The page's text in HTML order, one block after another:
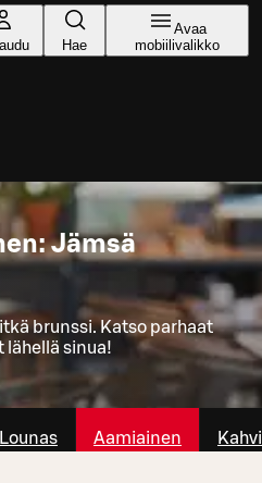
Hae
Avaa
mobiilivalikko
Jämsä
brunssi. Katso parhaat
lähellä sinua!
Lounas Aamiainen